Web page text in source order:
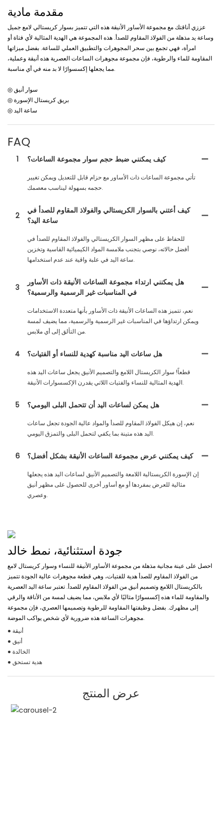
مقدمة مادية
عززي أناقتك مع مجموعة الأساور الأنيقة هذه التي تتميز بسوار كريستالي لامع جميل
وساعة يد مذهلة من الفولاذ المقاوم للصدأ. هذه المجموعة هي الهدية المثالية لأي فتاة أو
امرأة، فهي تجمع بين سحر المجوهرات والتطبيق العملي للساعة. بفضل ميزاتها
المقاومة للماء والرطوبة، فإن مجموعة مجوهرات الساعات العصرية هذه أنيقة وعملية،
مما يجعلها إكسسوارًا لا بد منه في أي مناسبة.
◎ بريق كريستال الإسورة
◎ ساعة اليد
FAQ
1 كيف يمكنني ضبط حجم سوار مجموعة الساعات؟
تأتي مجموعة الساعات ذات الأساور مع حزام قابل للتعديل ويمكن تغيير
حجمه بسهولة ليناسب معصمك.
2
كيف أعتني بالسوار الكريستالي والفولاذ المقاوم للصدأ في
ساعة اليد؟
للحفاظ على مظهر السوار الكريستالي والفولاذ المقاوم للصدأ في
أفضل حالاته، نوصي بتجنب ملامسة المواد الكيميائية القاسية وتخزين
ساعة اليد في علبة واقية عند عدم استخدامها.
3
هل يمكنني ارتداء مجموعة الساعات الأنيقة ذات الأساور
في المناسبات غير الرسمية والرسمية؟
نعم، تتميز هذه الساعات الأنيقة ذات الأساور بأنها متعددة الاستخدامات
ويمكن ارتداؤها في المناسبات غير الرسمية والرسمية، مما يضيف لمسة
من التألق إلى أي ملابس.
4 هل ساعات اليد مناسبة كهدية للنساء أو الفتيات؟
قطعاً! سوار الكريستال اللامع والتصميم الأنيق يجعل ساعات اليد هذه
الهدية المثالية للنساء والفتيات اللاتي يقدرن الإكسسوارات الأنيقة.
5 هل يمكن لساعات اليد أن تتحمل البلى اليومي؟
نعم، إن هيكل الفولاذ المقاوم للصدأ والمواد عالية الجودة تجعل ساعات
اليد هذه متينة بما يكفي لتحمل البلى والتمزق اليومي.
6 كيف يمكنني عرض مجموعة الساعات الأنيقة بشكل أفضل؟
إن الإسورة الكريستالية اللامعة والتصميم الأنيق لساعات اليد هذه يجعلها
مثالية للعرض بمفردها أو مع أساور أخرى للحصول على مظهر أنيق
وعصري.
احصل على عينة مجانية مذهلة من مجموعة الأساور الأنيقة للنساء وسوار كريستال لامع
من الفولاذ المقاوم للصدأ هدية للفتيات، وهي قطعة مجوهرات عالية الجودة تتميز
بالكريستال اللامع وتصميم أنيق من الفولاذ المقاوم للصدأ. تعتبر ساعة اليد العصرية
والمقاومة للماء هذه إكسسوارًا مثاليًا لأي ملابس، مما يضيف لمسة من الأناقة والرقي
إلى مظهرك. بفضل وظيفتها المقاومة للرطوبة وتصميمها العصري، فإن مجموعة
مجوهرات الساعة هذه ضرورية لأي شخص يواكب الموضة.
● أنيقة
● أنيق
● الخالدة
● هدية تستحق
عرض المنتج